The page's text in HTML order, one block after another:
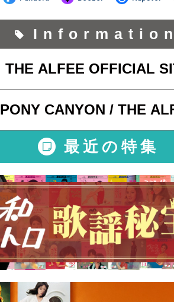
THE ALFEE OFFICIAL
PONY CANYON / THE
最近の特集